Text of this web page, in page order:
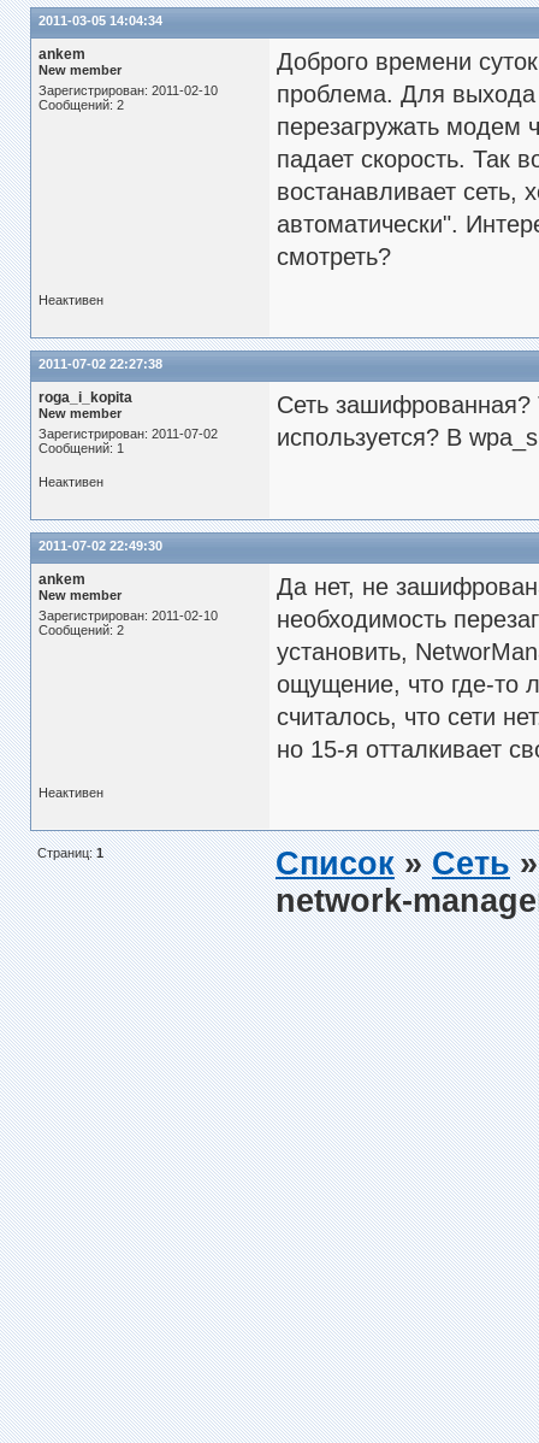
2011-03-05 14:04:34
ankem
New member
Зарегистрирован: 2011-02-10
Сообщений: 2
Доброго времени
проблема. Для выхода
перезагружать модем
падает скорость. Так
востанавливает сеть,
автоматически".
смотреть?
Неактивен
2011-07-02 22:27:38
roga_i_kopita
New member
Зарегистрирован: 2011-07-02
Сообщений: 1
Сеть зашифрованная?
используется? В
Неактивен
2011-07-02 22:49:30
ankem
New member
Зарегистрирован: 2011-02-10
Сообщений: 2
Да нет, не
необходимость
установить,
ощущение, что где-то
считалось, что сети
но 15-я отталкивает
Неактивен
Страниц:1 Список»Сеть»
network-